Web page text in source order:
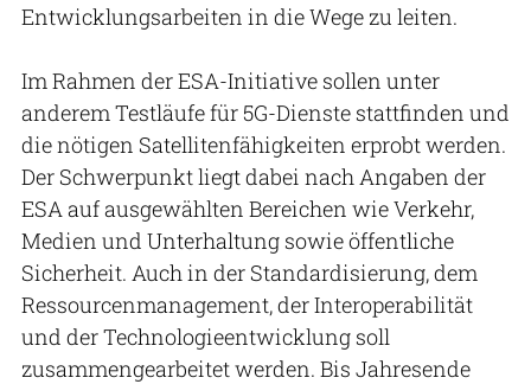
Entwicklungsarbeiten in die Wege zu leiten.
Im Rahmen der ESA-Initiative sollen unter
anderem Testläufe für 5G-Dienste stattfinden und
die nötigen Satellitenfähigkeiten erprobt werden.
Der Schwerpunkt liegt dabei nach Angaben der
ESA auf ausgewählten Bereichen wie Verkehr,
Medien und Unterhaltung sowie öffentliche
Sicherheit. Auch in der Standardisierung, dem
Ressourcenmanagement, der Interoperabilität
und der Technologieentwicklung soll
zusammengearbeitet werden. Bis Jahresende